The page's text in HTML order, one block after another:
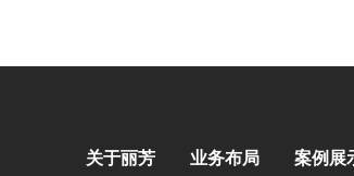
关于丽芳 业务布局 案例展